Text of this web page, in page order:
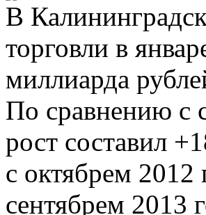
В
торговли в
миллиарда
По сравнению с
рост составил
с октябрем
сентябрем 2013